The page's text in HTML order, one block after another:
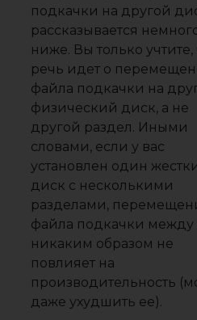
подкачки на другой
рассказывается
ниже. Вы только учтите,
речь идет о
файла подкачки на
физический диск, а не
другой раздел. Иными
словами, если у вас
установлен один
диск с несколькими
разделами,
файла подкачки
никаким образом не
повлияет на
производительность
даже ухудшить ее).